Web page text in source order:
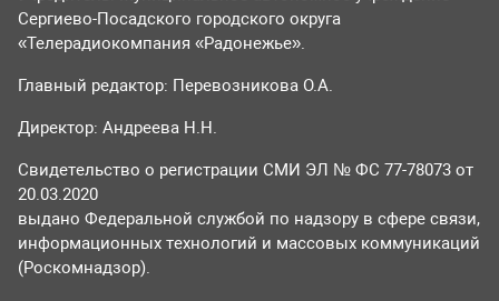
Сергиево-Посадского городского округа
«Телерадиокомпания «Радонежье».
Главный редактор: Перевозникова О.А.
Директор: Андреева Н.Н.
Свидетельство о регистрации СМИ ЭЛ № ФС 77-78073 от
20.03.2020
выдано Федеральной службой по надзору в сфере связи,
информационных технологий и массовых коммуникаций
(Роскомнадзор).